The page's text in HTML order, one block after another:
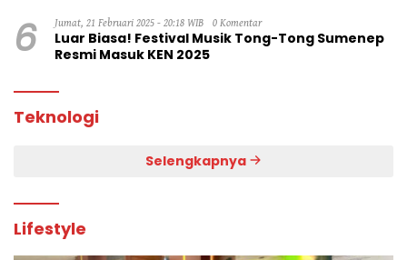
6 Jumat, 21 Februari 2025 - 20:18 WIB 0 Komentar
Luar Biasa! Festival Musik Tong-Tong Sumenep
Resmi Masuk KEN 2025
Teknologi
Selengkapnya
Lifestyle